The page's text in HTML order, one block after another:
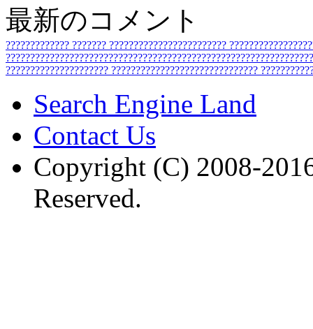
最新のコメント
????????????? ??????? ????????????????????????
????????????????????? ??????????????????????????????
Search Engine Land
Contact Us
Copyright (C) 2008-
Reserved.